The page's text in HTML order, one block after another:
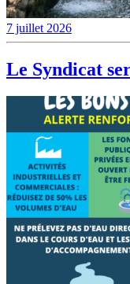
7 juillet 2026
Le Syndicat